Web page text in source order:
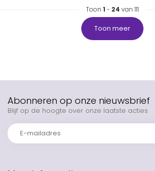
Toon 1 - 24 van 111
Toon meer
Abonneren op onze nieuwsbrief
Blijf op de hoogte over onze laatste acties